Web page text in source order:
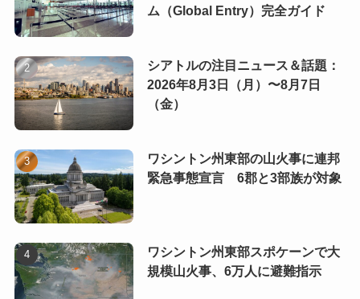
ム（Global Entry）完全ガイド
シアトルの注目ニュース＆話題：
2026年8月3日（月）〜8月7日
（金）
ワシントン州東部の山火事に連邦
緊急事態宣言 6郡と3部族が対象
ワシントン州東部スポケーンで大
規模山火事、6万人に避難指示